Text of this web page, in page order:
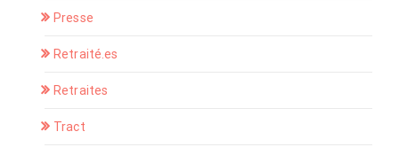
Presse
Retraité.es
Retraites
Tract